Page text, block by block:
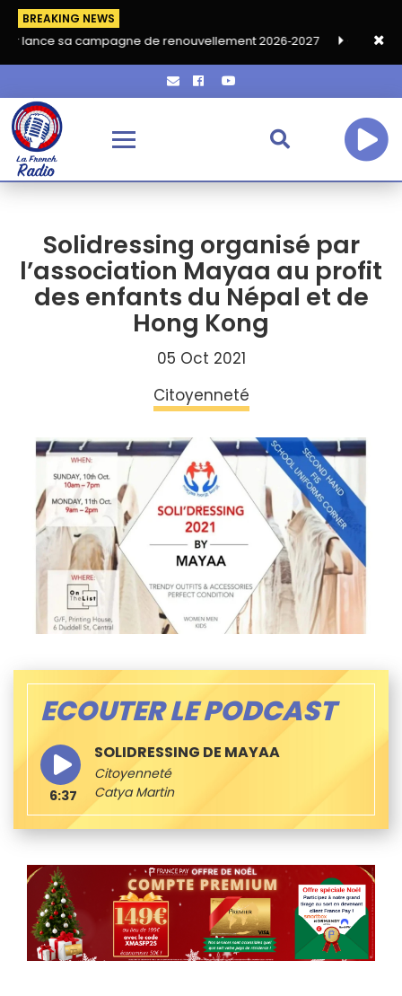
BREAKING NEWS
campagne de renouvellement 2026‑2027 Grand café de
Solidressing organisé par
l’association Mayaa au profit
des enfants du Népal et de
Hong Kong
05 Oct 2021
Citoyenneté
ECOUTER LE PODCAST
SOLIDRESSING DE MAYAA
Citoyenneté
Catya Martin
6:37